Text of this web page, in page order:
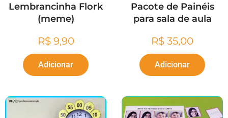
Lembrancinha Flork
(meme)
R$9,90
Adicionar
Pacote de Painéis
para sala de aula
R$ 35,00
Adicionar